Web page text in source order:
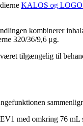
KALOS og
kombinerer
320/36/9,6 μg.
tilgængelig til
med omkring 76